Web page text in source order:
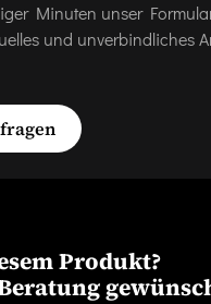
Minuten unser
und unverbindliches
Produkt?